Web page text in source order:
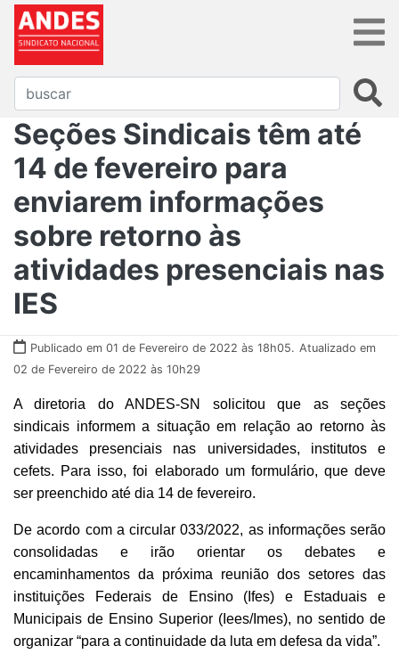
Seções Sindicais têm até
14 de fevereiro para
enviarem informações
sobre retorno às
atividades presenciais nas
IES
Publicado em 01 de Fevereiro de 2022 às 18h05. Atualizado em
02 de Fevereiro de 2022 às 10h29
A diretoria do ANDES-SN solicitou que as seções
sindicais informem a situação em relação ao retorno às
atividades presenciais nas universidades, institutos e
cefets. Para isso, foi elaborado um formulário, que deve
ser preenchido até dia 14 de fevereiro.
De acordo com a circular 033/2022, as informações serão
consolidadas e irão orientar os debates e
encaminhamentos da próxima reunião dos setores das
instituições Federais de Ensino (Ifes) e Estaduais e
Municipais de Ensino Superior (Iees/Imes), no sentido de
organizar “para a continuidade da luta em defesa da vida”.